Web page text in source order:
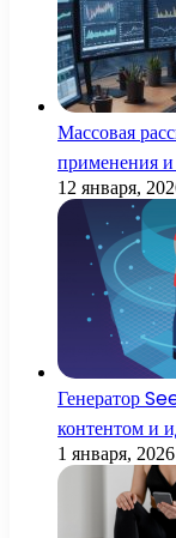
Массовая
применения
12 января,
Генератор
контентом и
1 января, 2026